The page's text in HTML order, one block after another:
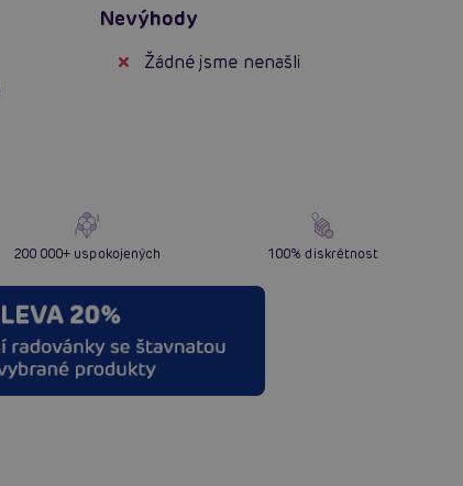
Nevýhody
Žádné jsme nenašli
200 000+ uspokojených 100% diskrétnost